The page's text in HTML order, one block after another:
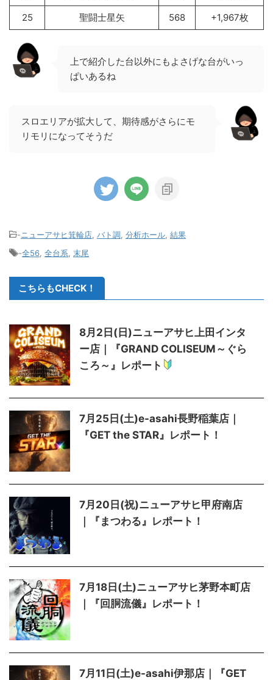
25 聖闘士星矢 568 +1,967枚
上で紹介した台以外にもよさげな台がいっ
ぱいあるね
スロエリアが拡大して、期待感がさらにモ
リモリになってそうだ
-ニューアサヒ箕輪店 バト調 分析ホール 結果
-全56 全台系 末尾
こちらもCHECK！
8月2日(日)ニューアサヒ上田インタ
ー店｜『GRAND COLISEUM～ぐら
ころ～』レポート
7月25日(土)e-asahi長野稲葉店｜
『GET the STAR』レポート！
7月20日(祝)ニューアサヒ甲府南店
｜『まつわる』レポート！
7月18日(土)ニューアサヒ茅野本町店
｜『回胴流儀』レポート！
7月11日(土)e-asahi伊那店｜『GET